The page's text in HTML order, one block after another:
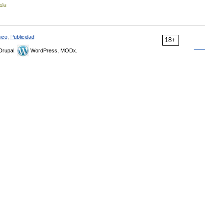
18+
Publicidad
WordPress, MODx.